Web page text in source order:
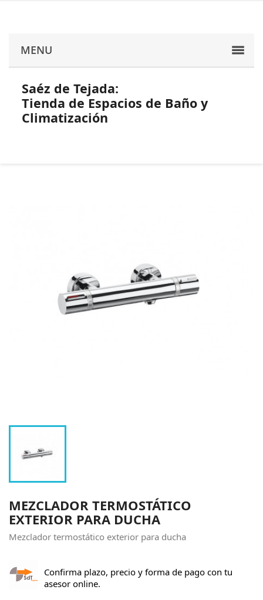
MENU
Saéz de Tejada:
Tienda de Espacios de Baño y
Climatización
MEZCLADOR TERMOSTÁTICO
EXTERIOR PARA DUCHA
Mezclador termostático exterior para ducha
Confirma plazo, precio y forma de pago con tu
asesor online.